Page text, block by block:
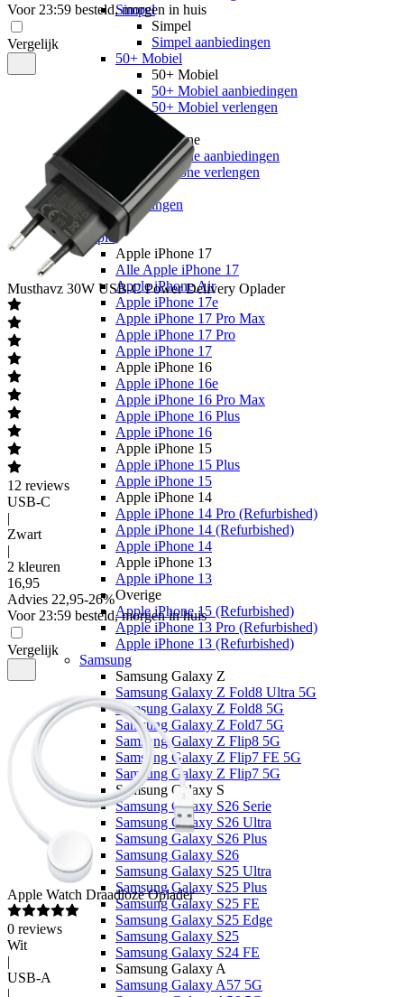
Simpel
Simpel
Simpel aanbiedingen
50+ Mobiel
50+ Mobiel
50+ Mobiel aanbiedingen
50+ Mobiel verlengen
Youfone
Youfone
Youfone aanbiedingen
Youfone verlengen
Alle telefoons
Alle aanbiedingen
Merken
Apple
Apple iPhone 17
Alle Apple iPhone 17
Apple iPhone Air
Apple iPhone 17e
Apple iPhone 17 Pro Max
Apple iPhone 17 Pro
Apple iPhone 17
Apple iPhone 16
Apple iPhone 16e
Apple iPhone 16 Pro Max
Apple iPhone 16 Plus
Apple iPhone 16
Apple iPhone 15
Apple iPhone 15 Plus
Apple iPhone 15
Apple iPhone 14
Apple iPhone 14 Pro (Refurbished)
Apple iPhone 14 (Refurbished)
Apple iPhone 14
Apple iPhone 13
Apple iPhone 13
Overige
Apple iPhone 15 (Refurbished)
Apple iPhone 13 Pro (Refurbished)
Apple iPhone 13 (Refurbished)
Samsung
Samsung Galaxy Z
Samsung Galaxy Z Fold8 Ultra 5G
Samsung Galaxy Z Fold8 5G
Samsung Galaxy Z Fold7 5G
Samsung Galaxy Z Flip8 5G
Samsung Galaxy Z Flip7 FE 5G
Samsung Galaxy Z Flip7 5G
Samsung Galaxy S
Samsung Galaxy S26 Serie
Samsung Galaxy S26 Ultra
Samsung Galaxy S26 Plus
Samsung Galaxy S26
Samsung Galaxy S25 Ultra
Samsung Galaxy S25 Plus
Samsung Galaxy S25 FE
Samsung Galaxy S25 Edge
Samsung Galaxy S25
Samsung Galaxy S24 FE
Samsung Galaxy A
Samsung Galaxy A57 5G
Voor 23:59 besteld, morgen in huis
Vergelijk
Musthavz 30W USB-C Power Delivery Oplader
12 reviews
USB-C
|
Zwart
|
2 kleuren
16,95
Advies 22,95-26%
Voor 23:59 besteld, morgen in huis
Vergelijk
Apple Watch Draadloze Oplader
0 reviews
Wit
|
USB-A
|